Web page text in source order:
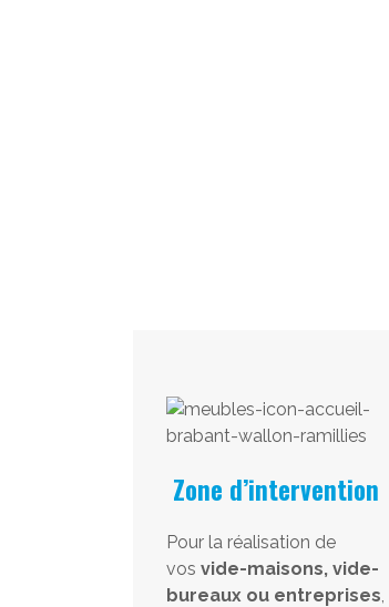
Zone d’intervention
Pour la réalisation de
vos vide-maisons, vide-
bureaux ou entreprises,